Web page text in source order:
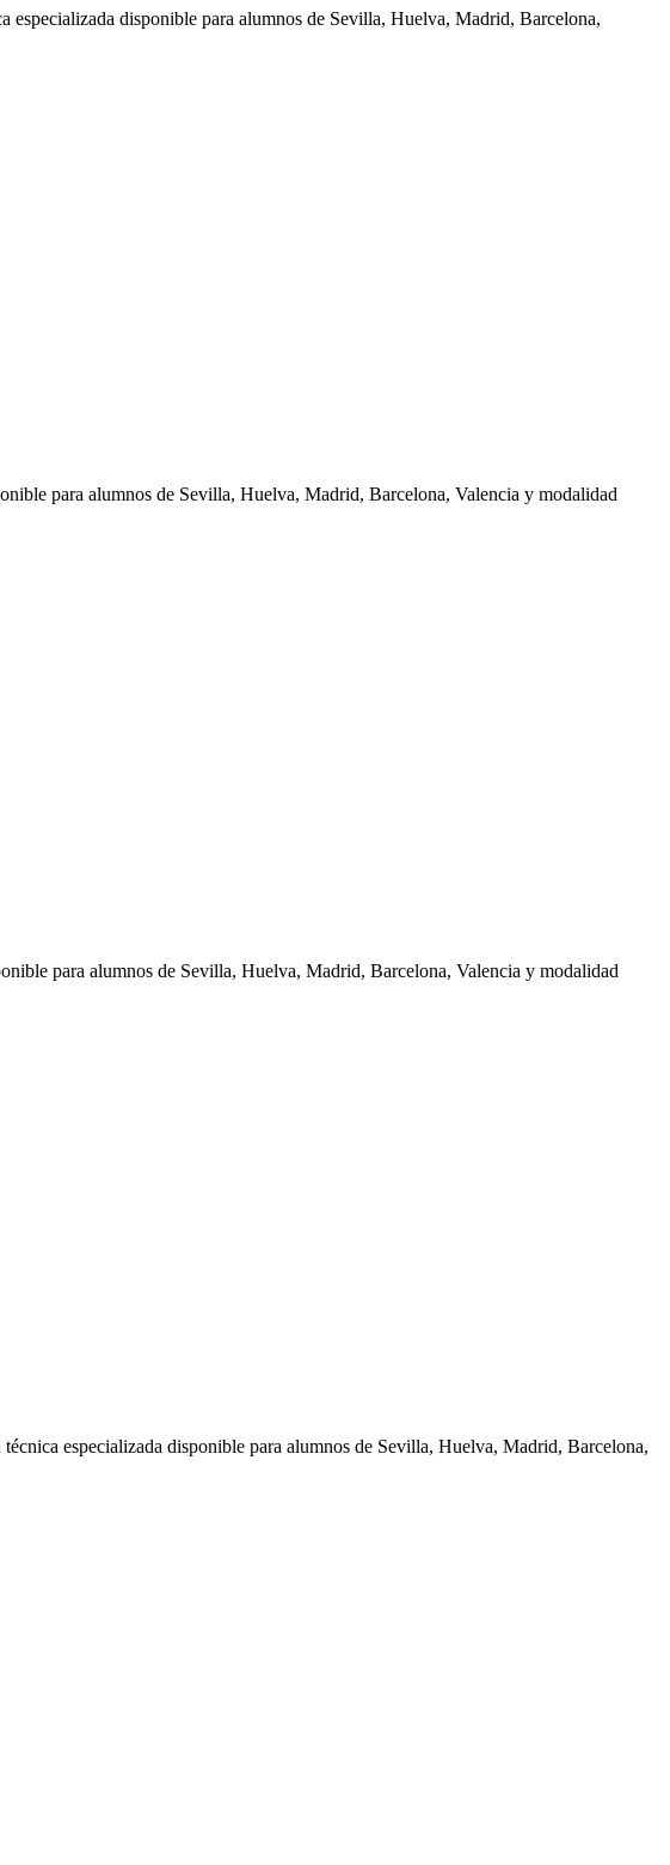
especializada disponible para alumnos de Sevilla, Huelva, Madrid, Barcelona,
para alumnos de Sevilla, Huelva, Madrid, Barcelona, Valencia y modalidad
para alumnos de Sevilla, Huelva, Madrid, Barcelona, Valencia y modalidad
especializada disponible para alumnos de Sevilla, Huelva, Madrid, Barcelona,